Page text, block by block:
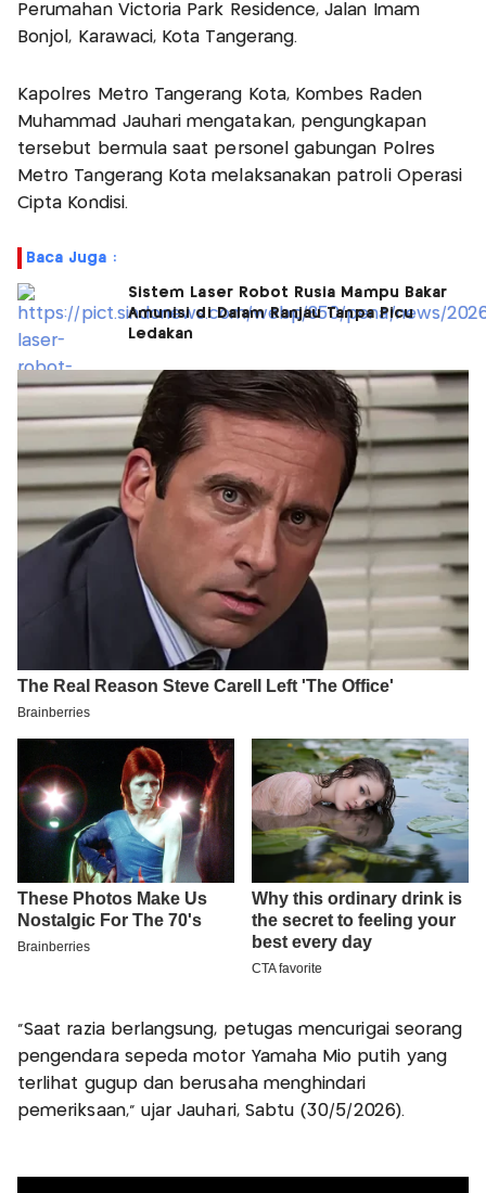
Perumahan Victoria Park Residence, Jalan Imam
Bonjol, Karawaci, Kota Tangerang.
Kapolres Metro Tangerang Kota, Kombes Raden
Muhammad Jauhari mengatakan, pengungkapan
tersebut bermula saat personel gabungan Polres
Metro Tangerang Kota melaksanakan patroli Operasi
Cipta Kondisi.
Baca Juga :
Sistem Laser Robot Rusia Mampu Bakar
Amunisi di Dalam Ranjau Tanpa Picu
Ledakan
“Saat razia berlangsung, petugas mencurigai seorang
pengendara sepeda motor Yamaha Mio putih yang
terlihat gugup dan berusaha menghindari
pemeriksaan,” ujar Jauhari, Sabtu (30/5/2026).